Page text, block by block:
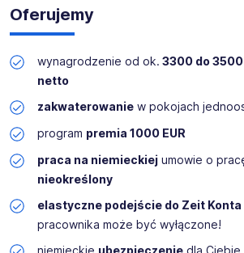
ekonomicznych procesów
przemyślanej automatyzacji,
zastosowanie oferuje rozwiązania,
sprawdzają się w długiej perspektywie.
Oferujemy
wynagrodzenie od ok. 3300do 3500
netto
zakwaterowaniew pokojach
program premia 1000 EUR
praca na niemieckiejumowie o
nieokreślony
elastyczne podejście do Zeit Konta
pracownika może być wyłączone!
niemieckie ubezpieczeniedla Ciebie